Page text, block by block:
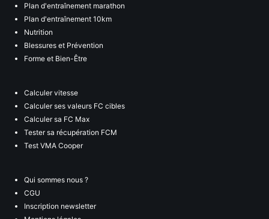
Plan d'entraînement marathon
Plan d'entraînement 10km
Nutrition
Blessures et Prévention
Forme et Bien-Être
Calculer vitesse
Calculer ses valeurs FC cibles
Calculer sa FC Max
Tester sa récupération FCM
Test VMA Cooper
Qui sommes nous ?
CGU
Inscription newsletter